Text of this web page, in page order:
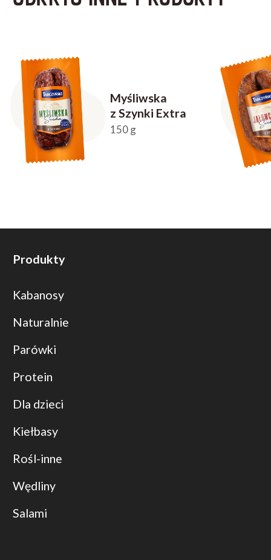
Myśliwska
z Szynki Extra
150 g
Produkty
Kabanosy
Naturalnie
Parówki
Protein
Dla dzieci
Kiełbasy
Rośl-inne
Wędliny
Salami